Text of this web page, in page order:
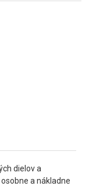
dielov a
a nákladne